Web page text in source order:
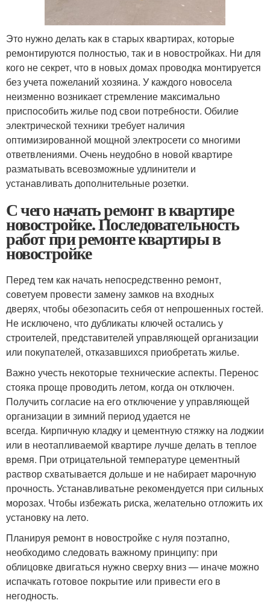
Это нужно делать как в старых квартирах, которые
ремонтируются полностью, так и в новостройках. Ни для
кого не секрет, что в новых домах проводка монтируется
без учета пожеланий хозяина. У каждого новосела
неизменно возникает стремление максимально
приспособить жилье под свои потребности. Обилие
электрической техники требует наличия
оптимизированной мощной электросети со многими
ответвлениями. Очень неудобно в новой квартире
разматывать всевозможные удлинители и
устанавливать дополнительные розетки.
С чего начать ремонт в квартире
новостройке. Последовательность
работ при ремонте квартиры в
новостройке
Перед тем как начать непосредственно ремонт,
советуем провести замену замков на входных
дверях, чтобы обезопасить себя от непрошенных гостей.
Не исключено, что дубликаты ключей остались у
строителей, представителей управляющей организации
или покупателей, отказавшихся приобретать жилье.
Важно учесть некоторые технические аспекты. Перенос
стояка проще проводить летом, когда он отключен.
Получить согласие на его отключение у управляющей
организации в зимний период удается не
всегда. Кирпичную кладку и цементную стяжку на лоджии
или в неотапливаемой квартире лучше делать в теплое
время. При отрицательной температуре цементный
раствор схватывается дольше и не набирает марочную
прочность. Устанавливатьне рекомендуется при сильных
морозах. Чтобы избежать риска, желательно отложить их
установку на лето.
Планируя ремонт в новостройке с нуля поэтапно,
необходимо следовать важному принципу: при
облицовке двигаться нужно сверху вниз — иначе можно
испачкать готовое покрытие или привести его в
негодность.